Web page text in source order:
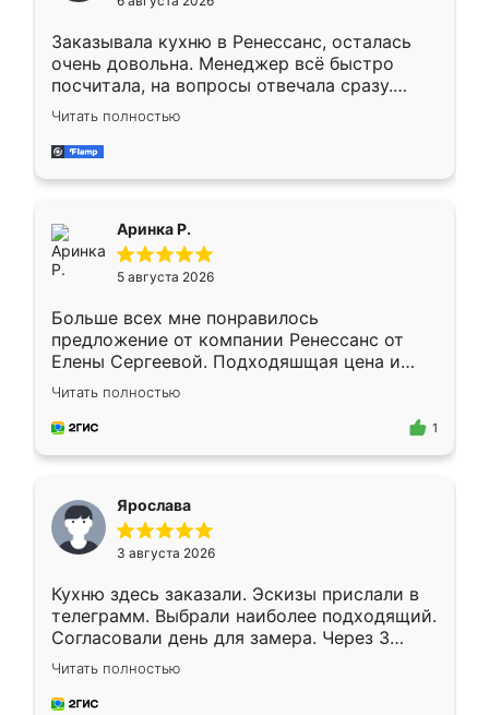
мебели буду заказывать только здесь.
Заказывала кухню в Ренессанс, осталась
очень довольна. Менеджер всё быстро
посчитала, на вопросы отвечала сразу.
Замерщик приехал в субботу, подошёл к
делу со всей ответственностью. Собрали
за день, ребята работали аккуратно, даже
Читать полностью
Аринка Р.
5 августа 2026
Больше всех мне понравилось
предложение от компании Ренессанс от
Елены Сергеевой. Подходяшщая цена и
короткие сроки изготовления. Приехавший
для замера сотрудник Владислав
предложил по моему эскизу самый
Читать полностью
1
Ярослава
3 августа 2026
Кухню здесь заказали. Эскизы прислали в
телеграмм. Выбрали наиболее подходящий.
Согласовали день для замера. Через 3
недели кухня была уже готова. Остались
довольны работой. Спасибо Ренессанс
мебель за качественную работу!
Читать полностью